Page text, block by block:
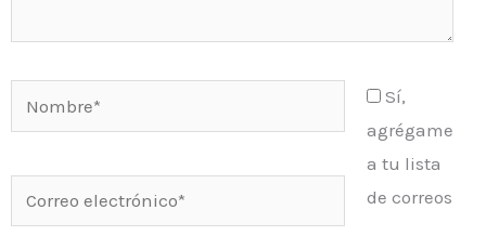
Nombre*
electrónico*
Sí,
agrégame
a tu lista
de correos